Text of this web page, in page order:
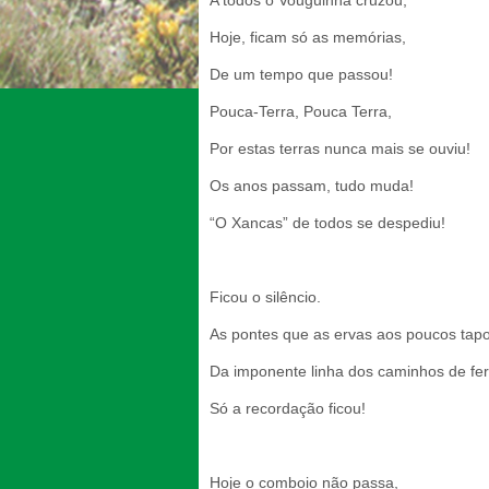
Hoje, ficam só as memórias,
De um tempo que passou!
Pouca-Terra, Pouca Terra,
Por estas terras nunca mais se ouviu!
Os anos passam, tudo muda!
“O Xancas” de todos se despediu!
Ficou o silêncio.
As pontes que as ervas aos poucos
Da imponente linha dos caminhos de
Só a recordação ficou!
Hoje o comboio não passa,